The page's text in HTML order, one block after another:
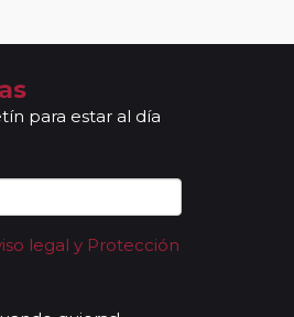
para estar al día
legal y Protección